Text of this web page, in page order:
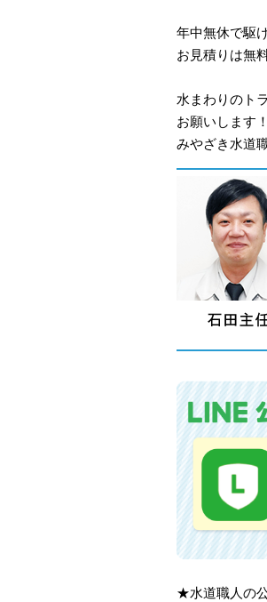
年中無休で駆
お見積りは無
水まわりのト
お願いします！
みやざき水道
★水道職人の